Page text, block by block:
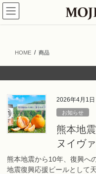
コ
ン
ス
ナ
ビ
ン
HOME 商品
2026年4月1日
お知らせ
熊本地
ヌイヴ
熊本地震から10年、復興へ
地震復興応援ビールとして